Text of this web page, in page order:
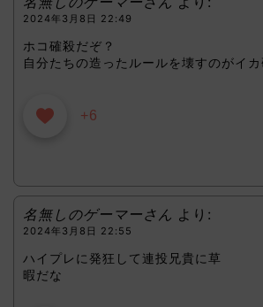
2024年3月8日 22:49
ホコ確殺だぞ？
自分たちの造ったルールを壊すのがイ
+6
名無しのゲーマーさん より:
2024年3月8日 22:55
ハイプレに発狂して連投兄貴に草
暇だな